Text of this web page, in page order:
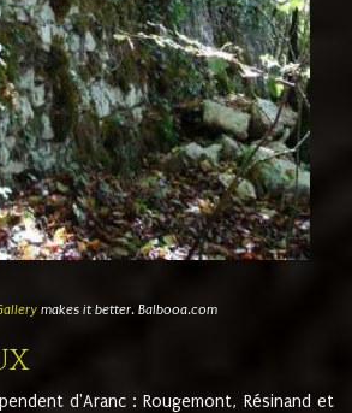
makes it better. Balbooa.com
d'Aranc : Rougemont, Résinand et